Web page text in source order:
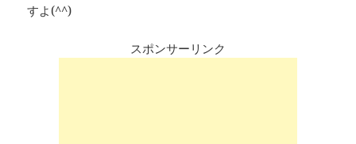
すよ(^^)
スポンサーリンク